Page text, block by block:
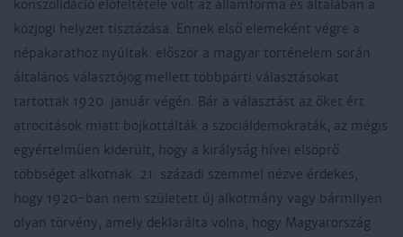
konszolidáció előfeltétele volt az államforma és általában a
közjogi helyzet tisztázása. Ennek első elemeként végre a
népakarathoz nyúltak: először a magyar történelem során
általános választójog mellett többpárti választásokat
tartottak 1920. január végén. Bár a választást az őket ért
atrocitások miatt bojkottálták a szociáldemokraták, az mégis
egyértelműen kiderült, hogy a királyság hívei elsöprő
többséget alkotnak. 21. századi szemmel nézve érdekes,
hogy 1920-ban nem született új alkotmány vagy bármilyen
olyan törvény, amely deklarálta volna, hogy Magyarország